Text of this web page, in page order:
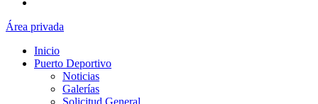
Área privada
Inicio
Puerto Deportivo
Noticias
Galerías
Solicitud General